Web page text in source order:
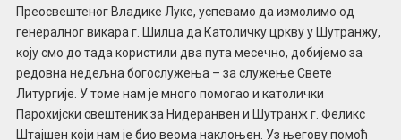
Преосвештеног Владике Луке, успевамо да измолимо од
генералног викара г. Шилца да Католичку цркву у Шутранжу,
коју смо до тада користили два пута месечно, добијемо за
редовна недељна богослужења – за служење Свете
Литургије. У томе нам је много помогао и католички
Парохијски свештеник за Нидеранвен и Шутранж г. Феликс
Штајшен који нам је био веома наклоњен. Уз његову помоћ